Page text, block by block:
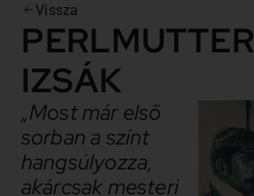
Vissza
PERLMUTTER
IZSÁK
„Most már első
sorban a színt
hangsúlyozza,
akárcsak mesteri